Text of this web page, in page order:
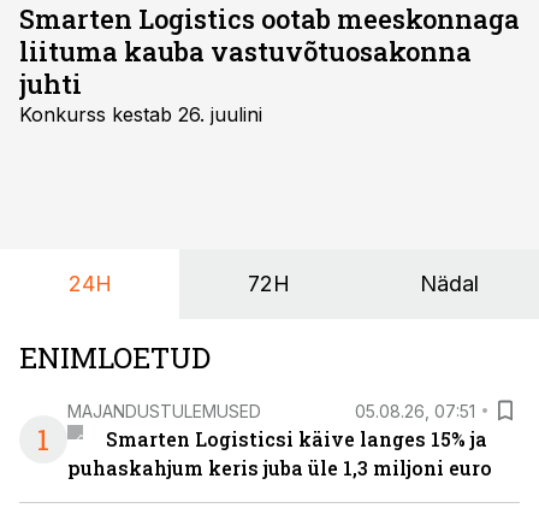
Smarten Logistics ootab meeskonnaga
liituma kauba vastuvõtuosakonna
juhti
Konkurss kestab 26. juulini
24H 72H Nädal
ENIMLOETUD
1
MAJANDUSTULEMUSED 05.08.26, 07:51
Smarten Logisticsi käive langes 15% ja
puhaskahjum keris juba üle 1,3 miljoni euro